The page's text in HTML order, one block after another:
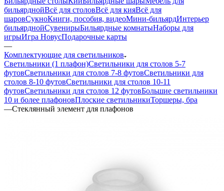
бильярднойВсё для столовВсё для кияВсё для
шаровСукноКниги, пособия, видеоМини-бильярдИнтерьер
бильярднойСувенирыБильярдные комнатыНаборы для
игрыИгра НовусПодарочные карты
—
Комплектующие для светильников
Светильники (1 плафон)Светильники для столов 5-7
футовСветильники для столов 7-8 футовСветильники для
столов 8-10 футовСветильники для столов 10-11
футовСветильники для столов 12 футовБольшие светильники
10 и более плафоновПлоские светильникиТоршеры, бра
—Стеклянный элемент для плафонов